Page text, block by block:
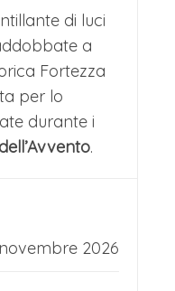
di luci
a
Fortezza
per lo
durante i
.
2026